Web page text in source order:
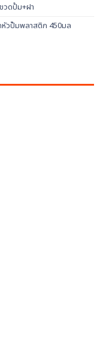
วดปั้ม+ฝา
วปั๊มพลาสติก 450มล